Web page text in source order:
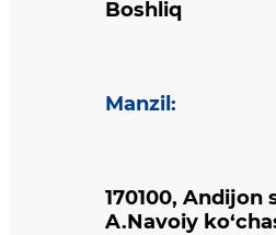
Boshliq
Manzil :
170100, Andijon
A.Navoiy